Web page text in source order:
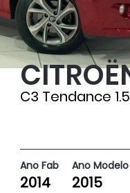
119800
C3 Tendance
Ano Fab
2014
Ano Modelo
2015